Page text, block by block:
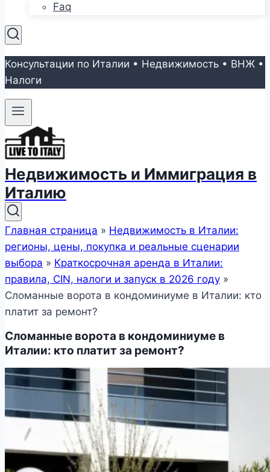
Faq
Консультации по Италии • Недвижимость • ВНЖ •
Налоги
Недвижимость и Иммиграция в
Италию
Главная страница » Недвижимость в Италии:
регионы, цены, покупка и реальные сценарии
выбора » Краткосрочная аренда в Италии:
правила, CIN, налоги и запуск в 2026 году »
Сломанные ворота в кондоминиуме в Италии: кто
платит за ремонт?
Сломанные ворота в кондоминиуме в
Италии: кто платит за ремонт?